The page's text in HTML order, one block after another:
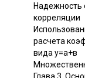
Надежность
корреляции
расчета
вида у=а+в